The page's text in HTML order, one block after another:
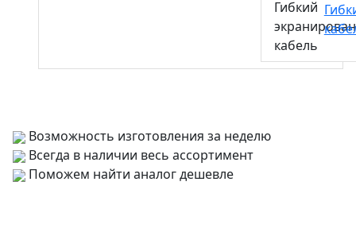
Возможность изготовления за неделю
Всегда в наличии весь ассортимент
Поможем найти аналог дешевле